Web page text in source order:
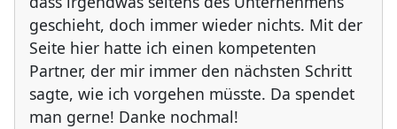
geschieht, doch immer wieder nichts. Mit der
Seite hier hatte ich einen kompetenten
Partner, der mir immer den nächsten Schritt
sagte, wie ich vorgehen müsste. Da spendet
man gerne! Danke nochmal!